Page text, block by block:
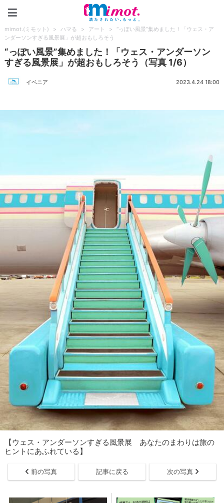
mimot.(ミモット) > ハマる > アート >
“っぽい風景”集めました！「ウェス・ア
ンダーソンすぎる風景展」が超おもしろそう
“っぽい風景”集めました！「ウェス・アンダーソン
すぎる風景展」が超おもしろそう（写真 1/6）
イベニア 2023.4.24 18:00
【ウェス・アンダーソンすぎる風景展 あなたのまわりは旅の
ヒントにあふれている】
前の写真 記事に戻る 次の写真